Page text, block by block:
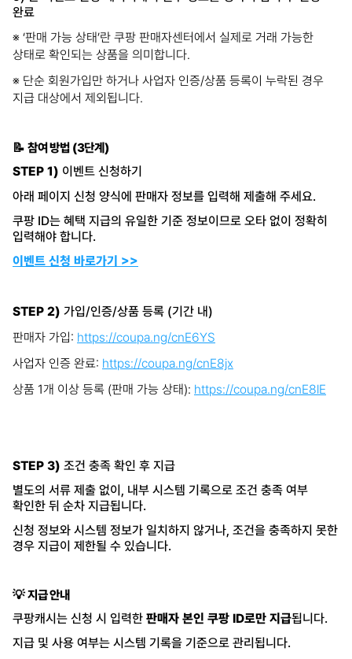
완료
※ ‘판매 가능 상태’란 쿠팡 판매자센터에서 실제로 거래 가능한
상태로 확인되는 상품을 의미합니다.
※ 단순 회원가입만 하거나 사업자 인증/상품 등록이 누락된 경우
지급 대상에서 제외됩니다.
📝 참여 방법 (3단계)
STEP 1) 이벤트 신청하기
아래 페이지 신청 양식에 판매자 정보를 입력해 제출해 주세요.
쿠팡 ID는 혜택 지급의 유일한 기준 정보이므로 오타 없이 정확히
입력해야 합니다.
이벤트 신청 바로가기 >>
STEP 2) 가입/인증/상품 등록 (기간 내)
판매자 가입: https://coupa.ng/cnE6YS
사업자 인증 완료: https://coupa.ng/cnE8jx
상품 1개 이상 등록 (판매 가능 상태): https://coupa.ng/cnE8lE
STEP 3) 조건 충족 확인 후 지급
별도의 서류 제출 없이, 내부 시스템 기록으로 조건 충족 여부
확인한 뒤 순차 지급됩니다.
신청 정보와 시스템 정보가 일치하지 않거나, 조건을 충족하지 못한
경우 지급이 제한될 수 있습니다.
💡 지급 안내
쿠팡캐시는 신청 시 입력한 판매자 본인 쿠팡 ID로만 지급됩니다.
지급 및 사용 여부는 시스템 기록을 기준으로 관리됩니다.